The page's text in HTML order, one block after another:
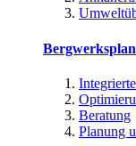
Beratung
Planung